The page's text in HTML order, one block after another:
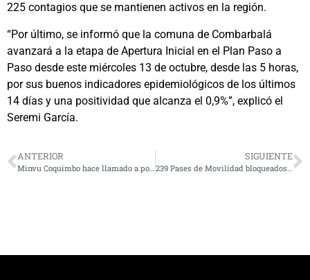
225 contagios que se mantienen activos en la región.
“Por último, se informó que la comuna de Combarbalá
avanzará a la etapa de Apertura Inicial en el Plan Paso a
Paso desde este miércoles 13 de octubre, desde las 5 horas,
por sus buenos indicadores epidemiológicos de los últimos
14 días y una positividad que alcanza el 0,9%”, explicó el
Seremi García.
ANTERIOR
Minvu Coquimbo hace llamado a postular al subsidio de vivienda para sectores medios
SIGUIENTE
239 Pases de Movilidad bloqueados en la región por no cumplir con la normativa sanitaria